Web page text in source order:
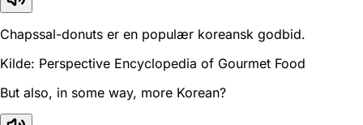
Chapssal-donuts er en populær koreansk godbid.
Kilde: Perspective Encyclopedia of Gourmet Food
But also, in some way, more Korean?